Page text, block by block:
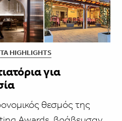
ΤΑ HIGHLIGHTS
για
θεσμός της